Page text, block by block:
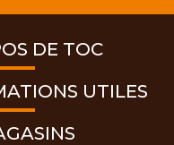
DE TOC
UTILES